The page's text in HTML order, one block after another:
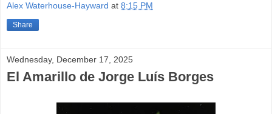
Alex Waterhouse-Hayward at 8:15 PM
Share
Wednesday, December 17, 2025
El Amarillo de Jorge Luís Borges